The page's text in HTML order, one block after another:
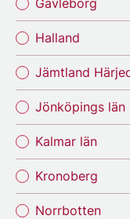
Gävleborg
Halland
Jämtland
Jönköpings län
Kalmar län
Kronoberg
Norrbotten